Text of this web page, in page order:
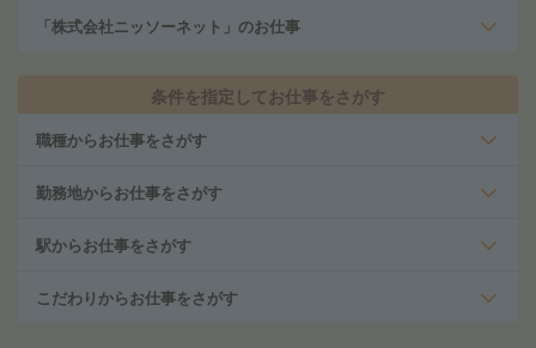
「株式会社ニッソーネット」のお仕事
条件を指定してお仕事をさがす
職種からお仕事をさがす
勤務地からお仕事をさがす
駅からお仕事をさがす
こだわりからお仕事をさがす